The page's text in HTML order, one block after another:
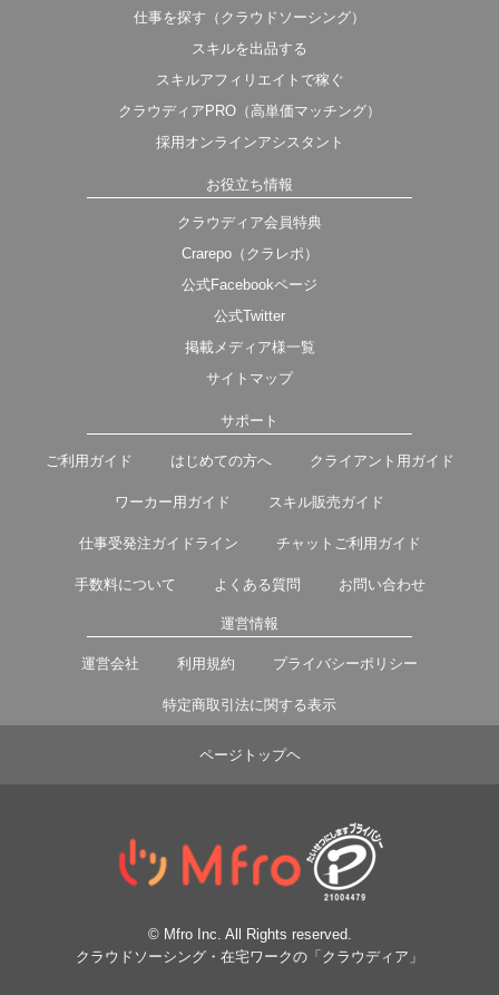
仕事を探す（クラウドソーシング）
スキルを出品する
スキルアフィリエイトで稼ぐ
クラウディアPRO（高単価マッチング）
採用オンラインアシスタント
お役立ち情報
クラウディア会員特典
Crarepo（クラレポ）
公式Facebookページ
公式Twitter
掲載メディア様一覧
サイトマップ
サポート
ご利用ガイド はじめての方へ クライアント用ガイド
ワーカー用ガイド スキル販売ガイド
仕事受発注ガイドライン チャットご利用ガイド
手数料について よくある質問 お問い合わせ
運営情報
運営会社 利用規約 プライバシーポリシー
特定商取引法に関する表示
ページトップヘ
© Mfro Inc. All Rights reserved.
クラウドソーシング・在宅ワークの「クラウディア」